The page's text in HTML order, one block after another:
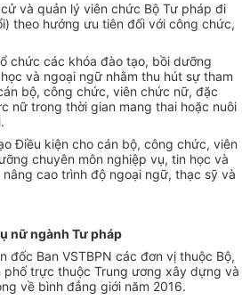
và quản lý viên chức Bộ Tư pháp đi
theo hướng ưu tiên đối với công chức,
chức các khóa đào tạo, bồi dưỡng
và ngoại ngữ nhằm thu hút sự tham
bộ, công chức, viên chức nữ, đặc
nữ trong thời gian mang thai hoặc nuôi
i.
Điều kiện cho cán bộ, công chức, viên
chuyên môn nghiệp vụ, tin học và
cao trình độ ngoại ngữ, thạc sỹ và
nữ ngành Tư pháp
đốc Ban VSTBPN các đơn vị thuộc Bộ,
phố trực thuộc Trung ương xây dựng và
về bình đẳng giới năm 2016.